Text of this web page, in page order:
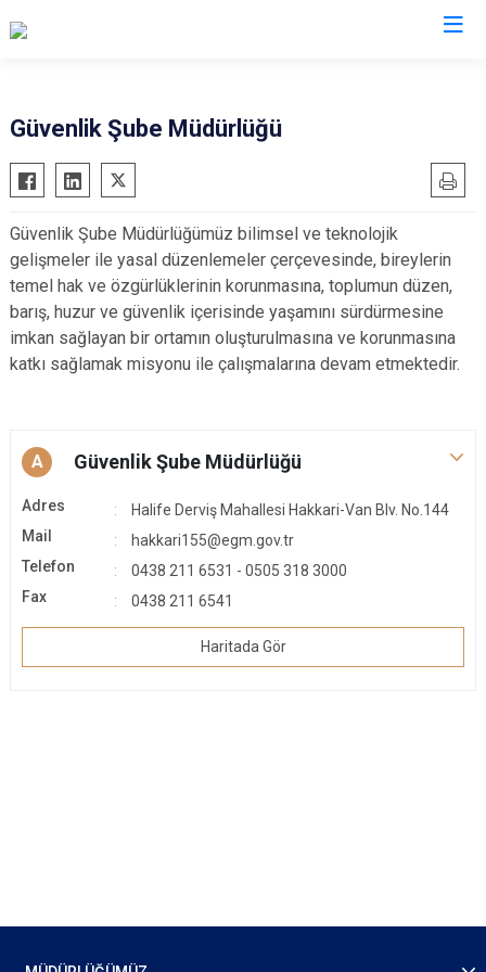
Güvenlik Şube Müdürlüğü
Güvenlik Şube Müdürlüğümüz bilimsel ve teknolojik
gelişmeler ile yasal düzenlemeler çerçevesinde, bireylerin
temel hak ve özgürlüklerinin korunmasına, toplumun düzen,
barış, huz​ur ve güvenlik içerisinde yaşamını sürdürmesine
imkan sağlayan bir ortamın oluşturulmasına ve korunmasına
katkı sağlamak misyonu ile çalışmalarına devam etmektedir.
A Güvenlik Şube Müdürlüğü
Adres
Halife Derviş Mahallesi Hakkari-Van Blv. No.144
Mail
hakkari155@egm.gov.tr
Telefon
0438 211 6531 - 0505 318 3000
Fax
0438 211 6541
Haritada Gör